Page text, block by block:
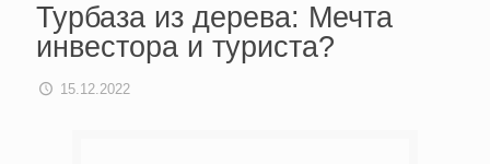
Турбаза из дерева: Мечта
инвестора и туриста?
15.12.2022